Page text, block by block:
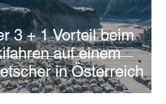
3 + 1 Vorteil beim
auf einem
in Österreich